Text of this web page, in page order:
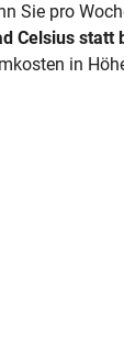
Sie pro
Celsius statt
in